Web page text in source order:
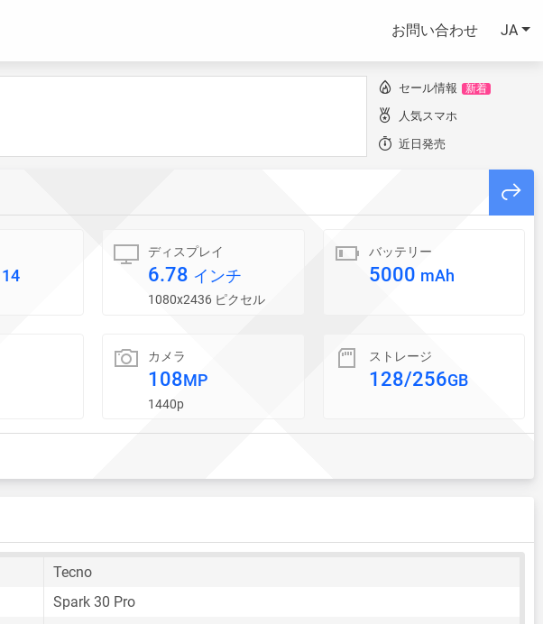
お問い合わせ JA
セール情報 新着
人気スマホ
近日発売
14
ディスプレイ
6.78 インチ
1080x2436 ピクセル
バッテリー
5000 mAh
カメラ
108MP
1440p
ストレージ
128/256GB
Tecno
Spark 30 Pro